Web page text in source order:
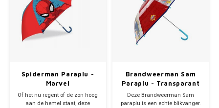
Spiderman Paraplu -
Marvel
Of het nu regent of de zon hoog
aan de hemel staat, deze
Brandweerman Sam
Paraplu - Transparant
Deze Brandweerman Sam
paraplu is een echte blikvanger.